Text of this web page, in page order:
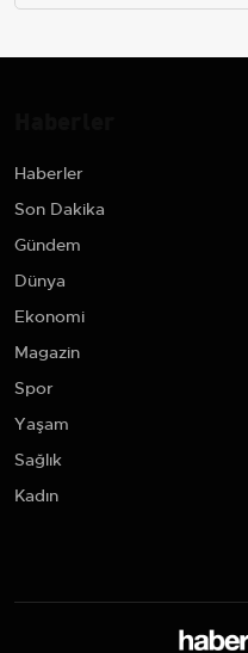
Haberler
Son Dakika
Gündem
Dünya
Ekonomi
Magazin
Spor
Yaşam
Sağlık
Kadın